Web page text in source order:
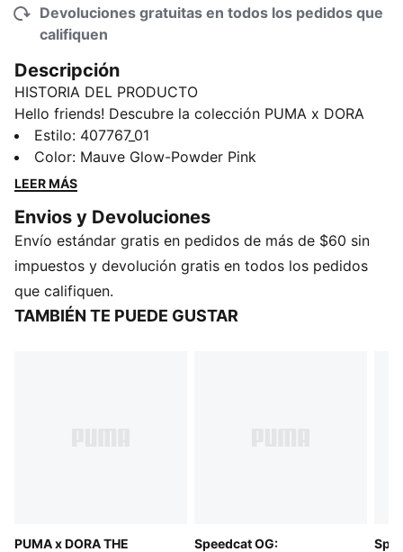
Devoluciones gratuitas en todos los pedidos que
califiquen
Descripción
HISTORIA DEL PRODUCTO
Hello friends! Descubre la colección PUMA x DORA
THE EXPLORER, inspirada en la pequeña exploradora
más grande del mundo. Estos tenis Speedcat para
niños heredan el espíritu del motorsport y le añaden
DETALLES
Producto diseñado para: uso diario
Ancho: regular
Cierre: cordones
Tipo de talón: plano
Estilo: 407767_01
Color: Mauve Glow-Powder Pink
LEER MÁS
Envios y Devoluciones
Envío estándar gratis en pedidos de más de $60 sin
impuestos y devolución gratis en todos los pedidos
que califiquen.
TAMBIÉN TE PUEDE GUSTAR
PUMA x DORA THE
Speedcat OG: